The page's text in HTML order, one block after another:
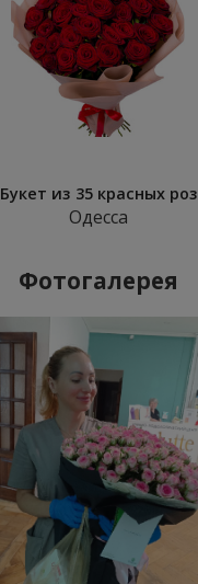
Букет из 35 красных роз
Одесса
Фотогалерея